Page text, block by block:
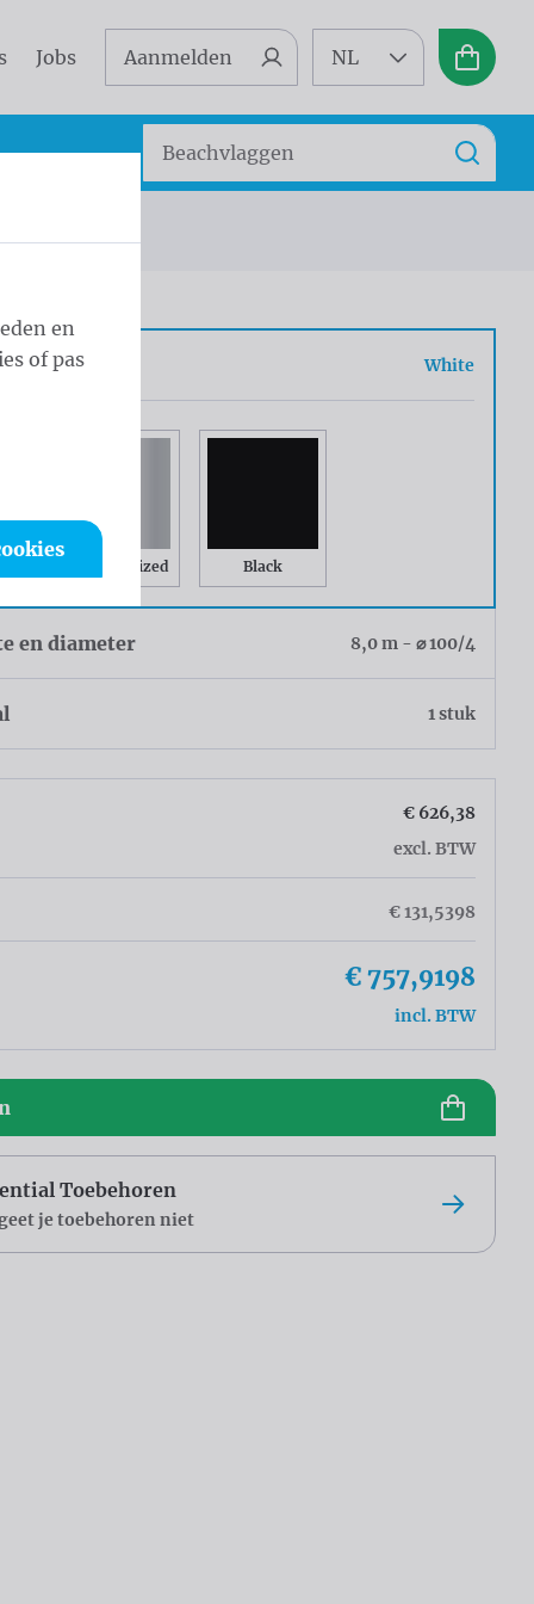
Jobs Aanmelden NL
Zoeken
Zoek
White
Gray Anodized Black
en diameter 8,0 m - ⌀ 100/4
1 stuk
€ 626,38
excl. BTW
€ 131,5398
€ 757,9198
incl. BTW
Toebehoren
je toebehoren niet
en
of pas